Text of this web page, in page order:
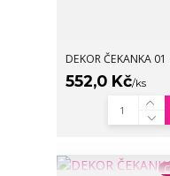
DEKOR ČEKANKA 01
552,0 Kč/ks